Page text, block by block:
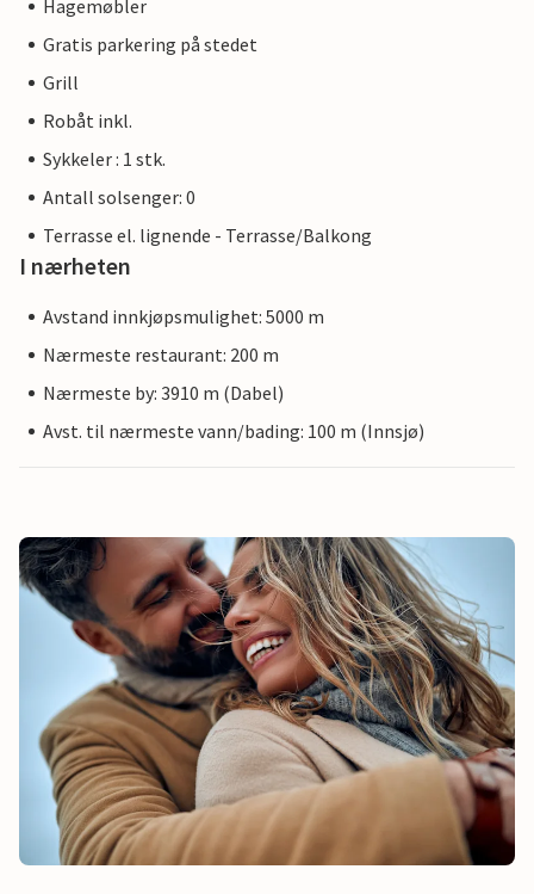
Hagemøbler
Gratis parkering på stedet
Grill
Robåt inkl.
Sykkeler : 1 stk.
Antall solsenger: 0
Terrasse el. lignende - Terrasse/Balkong
I nærheten
Avstand innkjøpsmulighet: 5000 m
Nærmeste restaurant: 200 m
Nærmeste by: 3910 m (Dabel)
Avst. til nærmeste vann/bading: 100 m (Innsjø)